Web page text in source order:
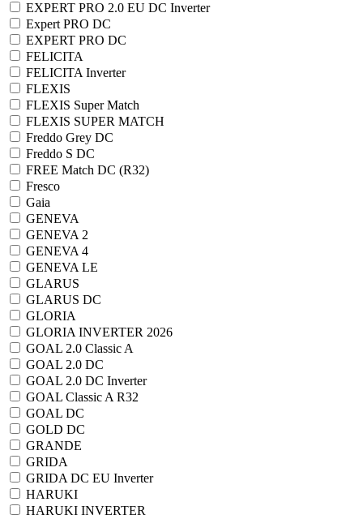
EXPERT PRO 2.0 EU DC Inverter
Expert PRO DC
EXPERT PRO DC
FELICITA
FELICITA Inverter
FLEXIS
FLEXIS Super Match
FLEXIS SUPER MATCH
Freddo Grey DC
Freddo S DC
FREE Match DC (R32)
Fresco
Gaia
GENEVA
GENEVA 2
GENEVA 4
GENEVA LE
GLARUS
GLARUS DC
GLORIA
GLORIA INVERTER 2026
GOAL 2.0 Classic A
GOAL 2.0 DC
GOAL 2.0 DC Inverter
GOAL Classic A R32
GOAL DC
GOLD DC
GRANDE
GRIDA
GRIDA DC EU Inverter
HARUKI
HARUKI INVERTER